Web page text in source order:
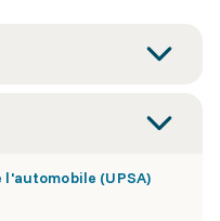
(UPSA)